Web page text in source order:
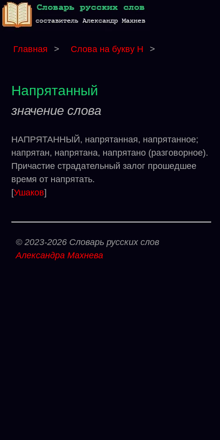
Главная > Слова на букву Н >
Напрятанный
значение слова
НАПРЯТАННЫЙ, напрятанная, напрятанное;
напрятан, напрятана, напрятано (разговорное).
Причастие страдательный залог прошедшее
время от напрятать.
[Ушаков]
© 2023-2026 Словарь русских слов
Александра Махнева